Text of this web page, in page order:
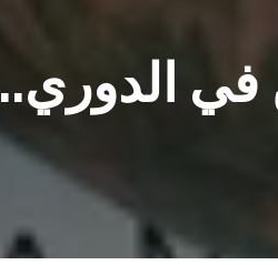
أغلى 5 لاعبين في الدوري..